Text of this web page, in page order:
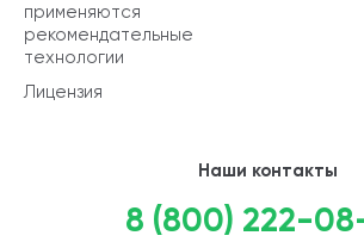
применяются
рекомендательные
технологии
Лицензия
Наши контакты
8 (800) 222-